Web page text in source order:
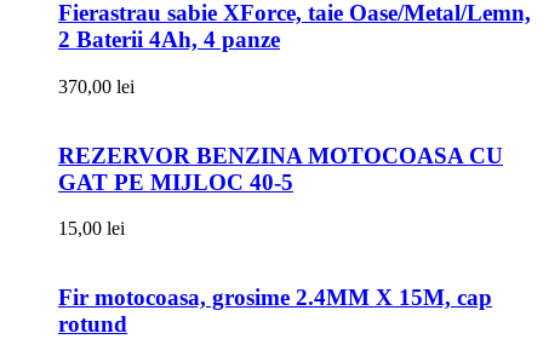
Fierastrau sabie XForce, taie Oase/Metal/Lemn,
2 Baterii 4Ah, 4 panze
370,00 lei
REZERVOR BENZINA MOTOCOASA CU
GAT PE MIJLOC 40-5
15,00 lei
Fir motocoasa, grosime 2.4MM X 15M, cap
rotund